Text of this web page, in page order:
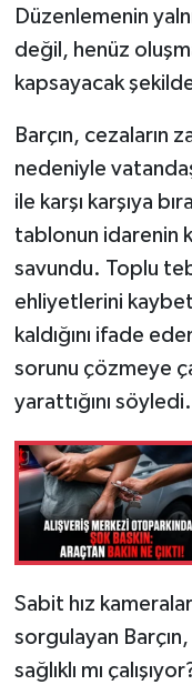
Düzenlemenin
değil, henüz
kapsayacak
Barçın, cezaların
nedeniyle
ile karşı karşıya
tablonun idarenin
savundu. Toplu
ehliyetlerini
kaldığını ifade
sorunu çözmeye
yarattığını söyledi.
Sabit hız
sorgulayan
sağlıklı mı